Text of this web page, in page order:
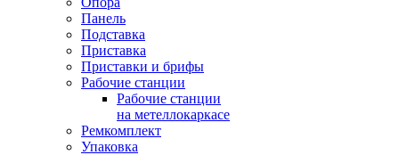
Панель
Подставка
Приставка
Приставки и брифы
Рабочие станции
Рабочие станции
на метеллокаркасе
Ремкомплект
Упаковка